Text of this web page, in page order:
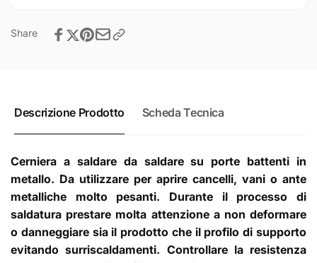
Acciaio
-
Ali
Share
Descrizione Prodotto Scheda Tecnica
Cerniera a saldare da saldare su porte battenti in
metallo. Da utilizzare per aprire cancelli, vani o ante
metalliche molto pesanti. Durante il processo di
saldatura prestare molta attenzione a non deformare
o danneggiare sia il prodotto che il profilo di supporto
evitando surriscaldamenti. Controllare la resistenza